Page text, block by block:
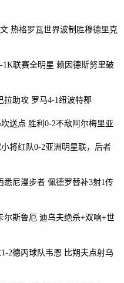
热格罗瓦世界波制胜穆德里克
1K联赛全明星 赖因德斯努里破
拉助攻 罗马4-1纽波特郡
送点 胜利0-2不敌阿尔梅里亚
将红队0-2亚洲明星联，后者
悉尼漫步者 佩德罗替补3射1传
尔斯鲁厄 迪乌夫绝杀+双响+世
2德丙球队韦恩 比朔夫点射乌